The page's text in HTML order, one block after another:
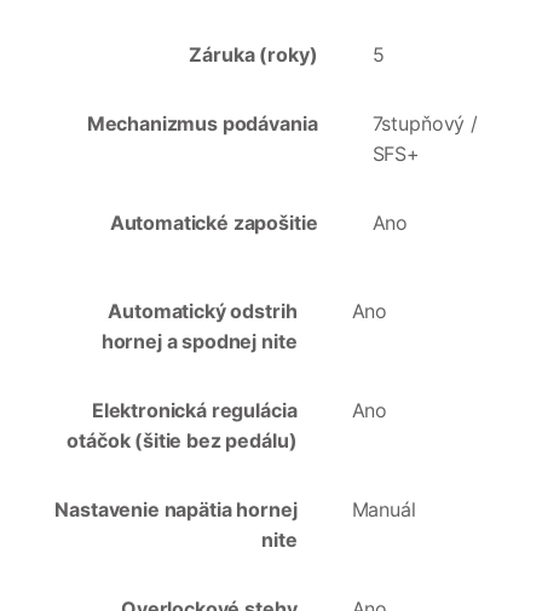
Záruka (roky) 5
Mechanizmus podávania
7stupňový /
SFS+
Automatické zapošitie Ano
Automatický odstrih
hornej a spodnej nite
Ano
Elektronická regulácia
otáčok (šitie bez pedálu)
Ano
Nastavenie napätia hornej
nite
Manuál